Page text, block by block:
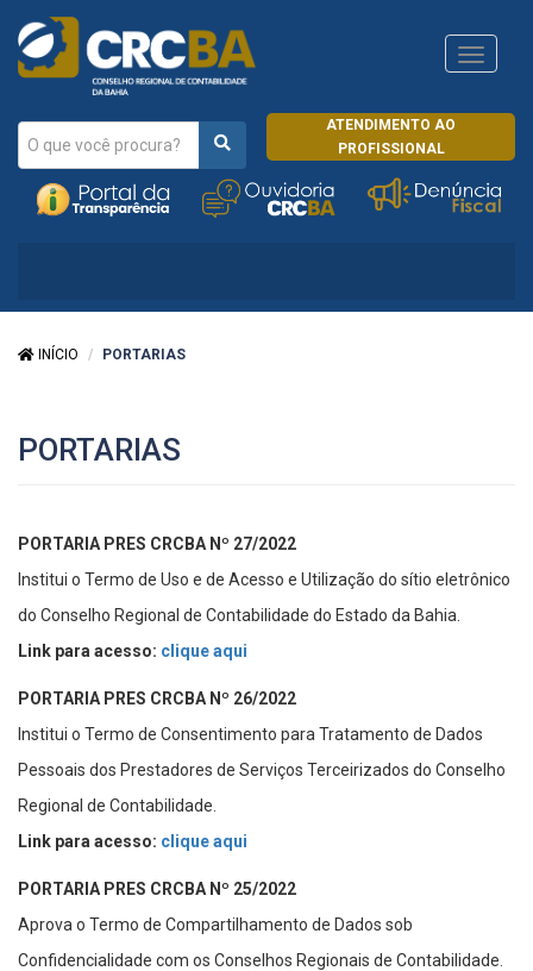
ATENDIMENTO AO
PROFISSIONAL
CRCRJ
INÍCIO PORTARIAS
PORTARIAS
PORTARIA PRES CRCBA Nº 27/2022
Institui o Termo de Uso e de Acesso e Utilização do sítio eletrônico
do Conselho Regional de Contabilidade do Estado da Bahia.
Link para acesso: clique aqui
PORTARIA PRES CRCBA Nº 26/2022
Institui o Termo de Consentimento para Tratamento de Dados
Pessoais dos Prestadores de Serviços Terceirizados do Conselho
Regional de Contabilidade.
Link para acesso: clique aqui
PORTARIA PRES CRCBA Nº 25/2022
Aprova o Termo de Compartilhamento de Dados sob
Confidencialidade com os Conselhos Regionais de Contabilidade.